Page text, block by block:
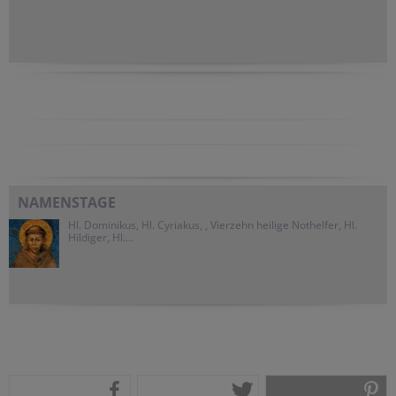
NAMENSTAGE
Hl. Dominikus, Hl. Cyriakus, , Vierzehn heilige Nothelfer, Hl.
Hildiger, Hl....